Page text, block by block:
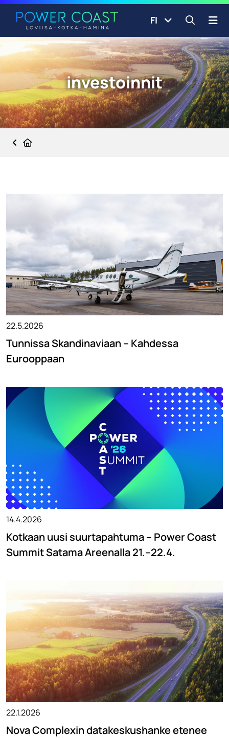
Siirry sisältöön
FI Avaa
investoinnit
22.5.2026
Tunnissa Skandinaviaan – Kahdessa
Eurooppaan
14.4.2026
Kotkaan uusi suurtapahtuma – Power Coast
Summit Satama Areenalla 21.–22.4.
22.1.2026
Nova Complexin datakeskushanke etenee